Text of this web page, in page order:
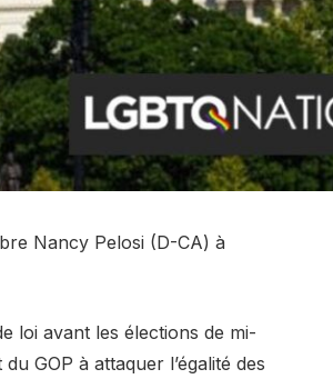
Nancy Pelosi (D-CA) à
loi avant les élections de mi-
GOP à attaquer l’égalité des